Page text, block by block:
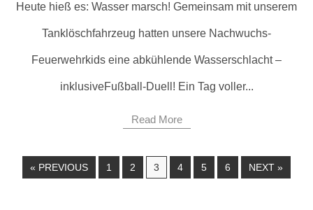
Heute hieß es: Wasser marsch! Gemeinsam mit unserem
Tanklöschfahrzeug hatten unsere Nachwuchs-
Feuerwehrkids eine abkühlende Wasserschlacht –
inklusiveFußball-Duell! Ein Tag voller...
Read More
« PREVIOUS 1 2 3 4 5 6 NEXT »